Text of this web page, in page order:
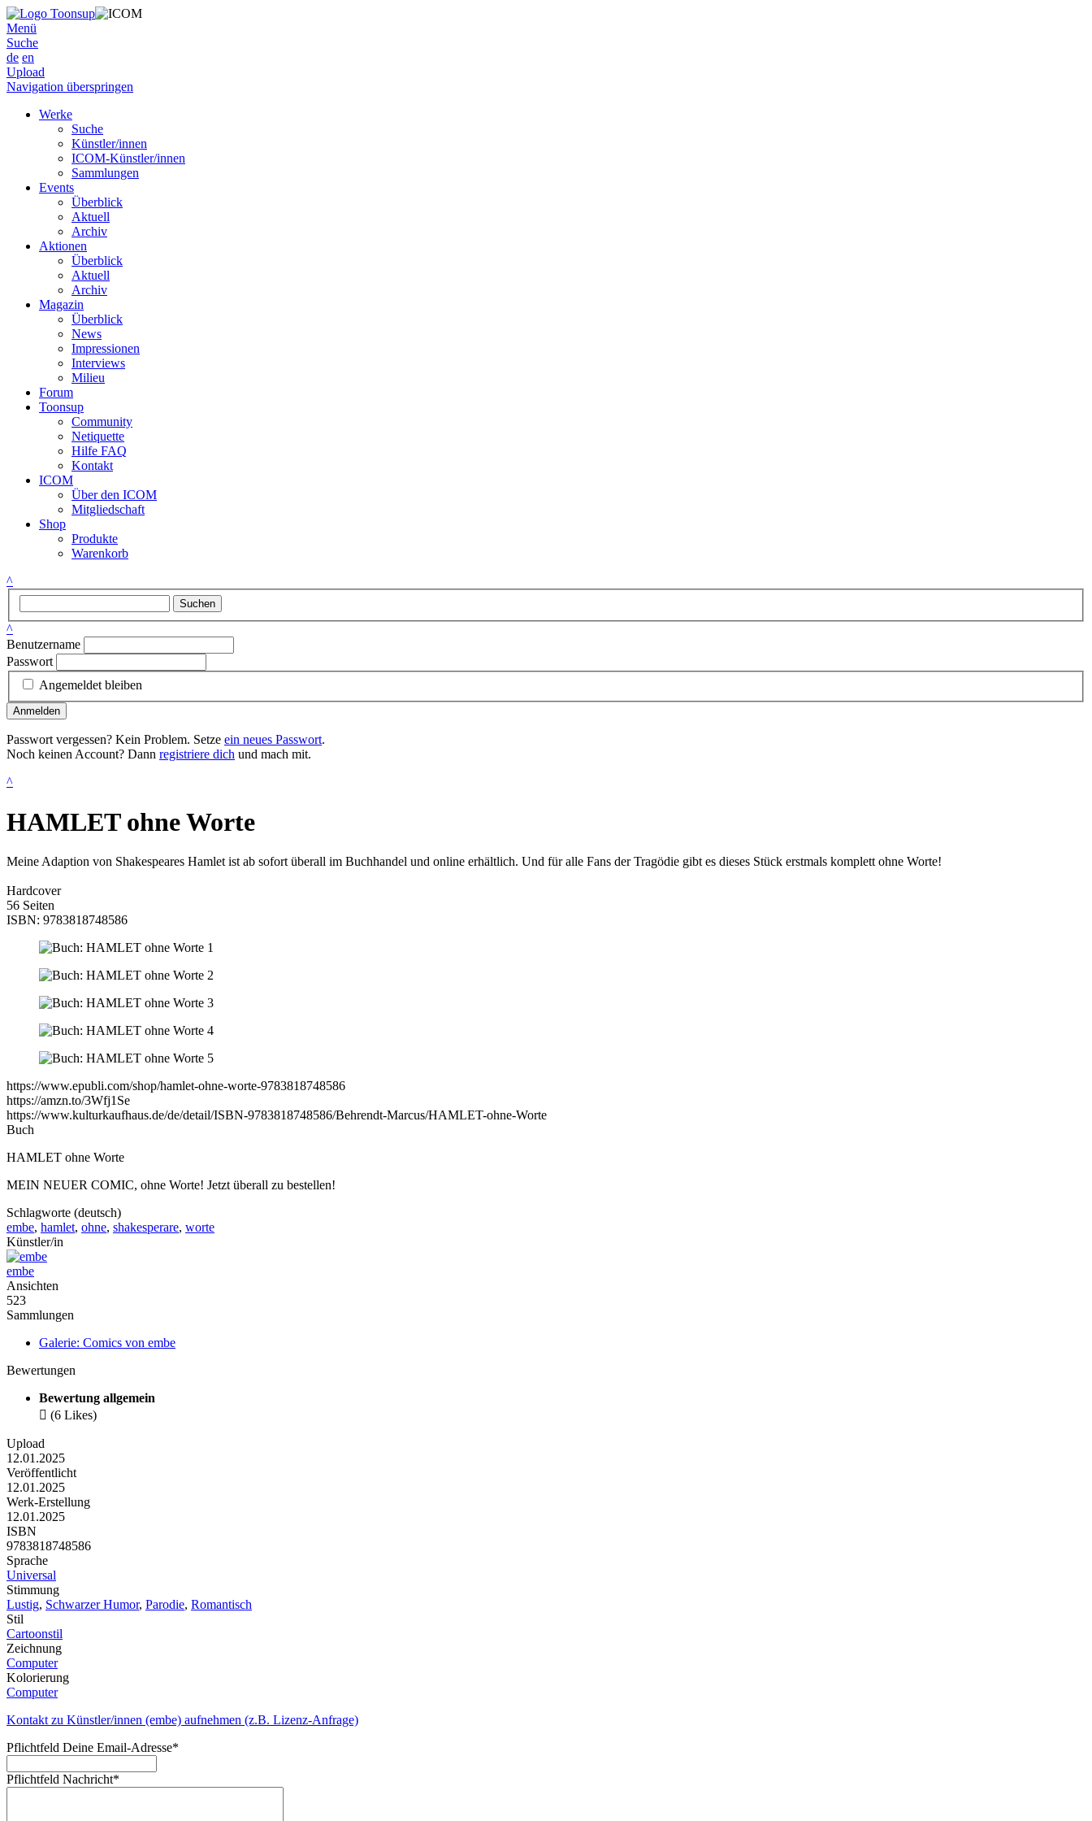
Menü
Suche
de en
Upload
Navigation überspringen
Werke
Suche
Künstler/innen
ICOM-Künstler/innen
Sammlungen
Events
Überblick
Aktuell
Archiv
Aktionen
Überblick
Aktuell
Archiv
Magazin
Überblick
News
Impressionen
Interviews
Milieu
Forum
Toonsup
Community
Netiquette
Hilfe FAQ
Kontakt
ICOM
Über den ICOM
Mitgliedschaft
Shop
Produkte
Warenkorb
^
Suchen
^
Benutzername
Passwort
Angemeldet bleiben
Anmelden
Passwort vergessen? Kein Problem. Setze ein neues Passwort.
Noch keinen Account? Dann registriere dich und mach mit.
^
HAMLET ohne Worte
Meine Adaption von Shakespeares Hamlet ist ab sofort überall im Buchhandel und online erhältlich. Und für alle Fans der Tragödie gibt es dieses Stück erstmals komplett ohne Worte!
Hardcover
56 Seiten
ISBN: 9783818748586
https://www.epubli.com/shop/hamlet-ohne-worte-9783818748586
https://amzn.to/3Wfj1Se
https://www.kulturkaufhaus.de/de/detail/ISBN-9783818748586/Behrendt-Marcus/HAMLET-ohne-Worte
Buch
HAMLET ohne Worte
MEIN NEUER COMIC, ohne Worte! Jetzt überall zu bestellen!
Schlagworte (deutsch)
embe, hamlet, ohne, shakesperare, worte
Künstler/in
embe
Ansichten
523
Sammlungen
Galerie: Comics von embe
Bewertungen
Bewertung allgemein
 (6 Likes)
Upload
12.01.2025
Veröffentlicht
12.01.2025
Werk-Erstellung
12.01.2025
ISBN
9783818748586
Sprache
Universal
Stimmung
Lustig, Schwarzer Humor, Parodie, Romantisch
Stil
Cartoonstil
Zeichnung
Computer
Kolorierung
Computer
Kontakt zu Künstler/innen (embe) aufnehmen (z.B. Lizenz-Anfrage)
Pflichtfeld Deine Email-Adresse*
Pflichtfeld Nachricht*